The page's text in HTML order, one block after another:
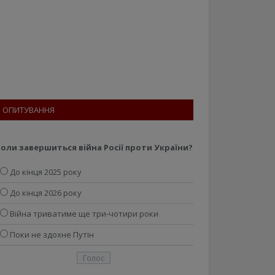
ОПИТУВАННЯ
завершиться війна Росії проти України?
До кінця 2025 року
До кінця 2026 року
Війна триватиме ще три-чотири роки
Поки не здохне Путін